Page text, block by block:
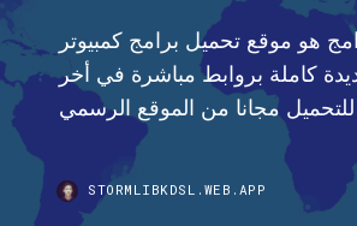
هو موقع تحميل برامج كمبيوتر
كاملة بروابط مباشرة في أخر
STORMLIBKDSL.WEB.APP